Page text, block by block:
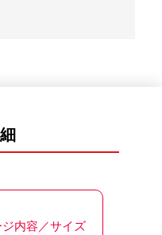
内容／サイズ